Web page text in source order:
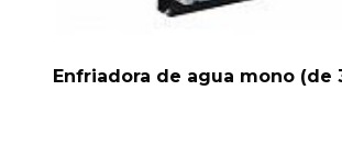
Enfriadora de agua mono (de